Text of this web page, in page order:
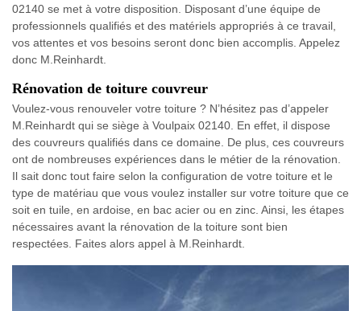
02140 se met à votre disposition. Disposant d’une équipe de
professionnels qualifiés et des matériels appropriés à ce travail,
vos attentes et vos besoins seront donc bien accomplis. Appelez
donc M.Reinhardt.
Rénovation de toiture couvreur
Voulez-vous renouveler votre toiture ? N’hésitez pas d’appeler
M.Reinhardt qui se siège à Voulpaix 02140. En effet, il dispose
des couvreurs qualifiés dans ce domaine. De plus, ces couvreurs
ont de nombreuses expériences dans le métier de la rénovation.
Il sait donc tout faire selon la configuration de votre toiture et le
type de matériau que vous voulez installer sur votre toiture que ce
soit en tuile, en ardoise, en bac acier ou en zinc. Ainsi, les étapes
nécessaires avant la rénovation de la toiture sont bien
respectées. Faites alors appel à M.Reinhardt.